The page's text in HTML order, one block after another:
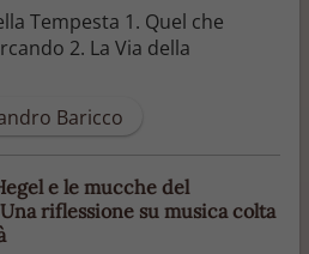
Tempesta 1. Quel che
2. La Via della
Baricco
e le mucche del
riflessione su musica colta